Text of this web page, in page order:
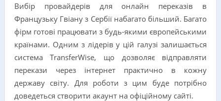
Вибір провайдерів для онлайн переказів в
Французьку Гвіану з Сербії набагато більший. Багато
фірм готові працювати з будь-якими європейськими
країнами. Одним з лідерів у цій галузі залишається
система TransferWise, що дозволяє відправляти
перекази через інтернет практично в кожну
державу світу. Для роботи з цим буде потрібно
доведеться створити акаунт на офіційному сайті.